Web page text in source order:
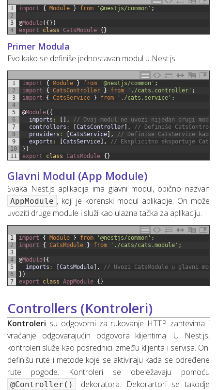
1
2
3
4
import { Module } from '@nestjs/common' ;
@Module( {} )
export
class CatsModule {}
Primer Modula
Evo kako se definiše jednostavan modul u Nest.js:
1
2
3
4
5
6
7
8
9
10
11
import { Module } from '@nestjs/common' ;
import
{ CatsController } from './cats.controller' ;
import
{ CatsService } from './cats.service' ;
@Module( {
imports : [ ] ,
// Ovaj modul ne uvozi nijedan drugi modul
controllers : [CatsController] ,
// Definiše
providers : [CatsService] ,
// Definiše CatsService kao
exports : [CatsService] ,
// Eksplicitno eksportuje
} )
export
class CatsModule {}
Glavni Modul (App Module)
Svaka Nest.js aplikacija ima glavni modul, obično nazvan
AppModule , koji je korenski modul aplikacije. On može
uvoziti druge module i služi kao ulazna tačka za aplikaciju.
1
2
3
4
5
6
7
import { Module } from '@nestjs/common' ;
import
{ CatsModule } from './cats/cats.module' ;
@Module( {
imports : [CatsModule] ,
// Uvozi CatsModule u glavni
} )
export
class AppModule {}
Controllers (Kontroleri)
Kontroleri su odgovorni za rukovanje HTTP zahtevima i
vraćanje odgovarajućih odgovora klijentima. U Nest.js,
kontroleri služe kao posrednici između klijenta i servisa. Oni
definišu rute i metode koje se aktiviraju kada se određene
rute pogode. Kontroleri se obeležavaju pomoću
@Controller()
dekoratora. Dekorartori se takodje